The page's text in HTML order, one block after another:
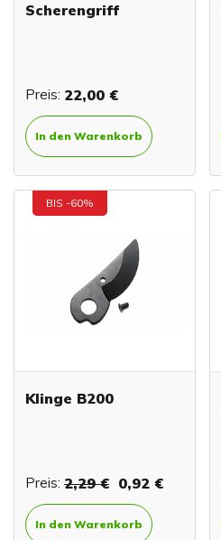
Scherengriff
Preis: 22,00 €
In den Warenkorb
BIS -60%
Klinge B200
Preis: 2,29 € 0,92 €
In den Warenkorb